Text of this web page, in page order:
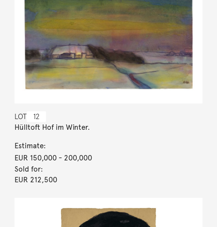
LOT 12
Hülltoft Hof im Winter.
Estimate:
EUR 150,000- 200,000
Sold for:
EUR 212,500